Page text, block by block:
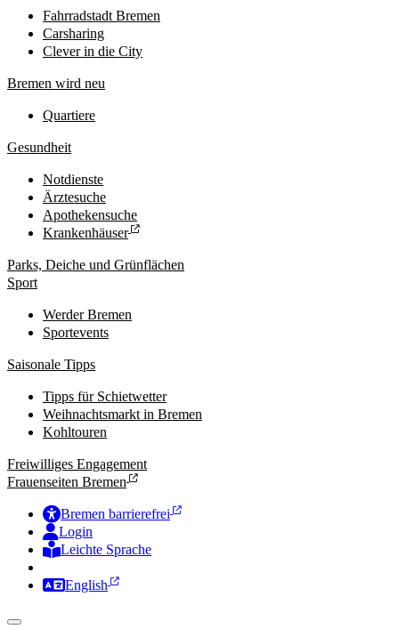
Fahrradstadt Bremen
Carsharing
Clever in die City
Bremen wird neu
Quartiere
Gesundheit
Notdienste
Ärztesuche
Apothekensuche
Krankenhäuser
Parks, Deiche und Grünflächen
Sport
Werder Bremen
Sportevents
Saisonale Tipps
Tipps für Schietwetter
Weihnachtsmarkt in Bremen
Kohltouren
Freiwilliges Engagement
Frauenseiten Bremen
Bremen barrierefrei
Login
Leichte Sprache
English